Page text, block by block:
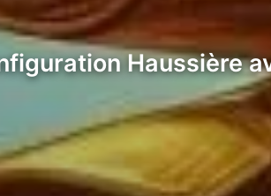
Haussière